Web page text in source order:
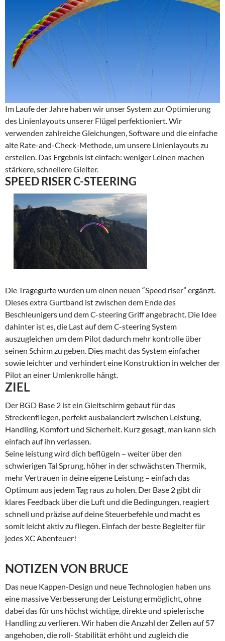
Im Laufe der Jahre haben wir unser System zur Optimierung
des Linienlayouts unserer Flügel perfektioniert. Wir
verwenden zahlreiche Gleichungen, Software und die einfache
alte Rate-and-Check-Methode, um unsere Linienlayouts zu
erstellen. Das Ergebnis ist einfach: weniger Leinen machen
stärkere, schnellere Gleiter.
SPEED RISER C-STEERING
Die Tragegurte wurden um einen neuen “Speed riser” ergänzt.
Dieses extra Gurtband ist zwischen dem Ende des
Beschleunigers und dem C-steering Griff angebracht. Die Idee
dahinter ist es, die Last auf dem C-steering System
auszugleichen um dem Pilot dadurch mehr kontrolle über
seinen Schirm zu geben. Dies macht das System einfacher
sowie leichter und verhindert eine Konstruktion in welcher der
Pilot an einer Umlenkrolle hängt.
ZIEL
Der BGD Base 2 ist ein Gleitschirm gebaut für das
Streckenfliegen, perfekt ausbalanciert zwischen Leistung,
Handling, Komfort und Sicherheit. Kurz gesagt, man kann sich
einfach auf ihn verlassen.
Seine leistung wird dich beflügeln – weiter über den
schwierigen Tal Sprung, höher in der schwächsten Thermik,
mehr Vertrauen in deine eigene Leistung – einfach das
Optimum aus jedem Tag raus zu holen. Der Base 2 gibt dir
klares Feedback über die Luft und die Bedingungen, reagiert
schnell und präzise auf deine Steuerbefehle und macht es
somit leicht aktiv zu fliegen. Einfach der beste Begleiter für
jedes XC Abenteuer!
NOTIZEN VON BRUCE
Das neue Kappen-Design und neue Technologien haben uns
eine massive Verbesserung der Leistung ermöglicht, ohne
dabei das für uns höchst wichtige, direkte und spielerische
Handling zu verlieren. Wir haben die Anzahl der Zellen auf 57
angehoben, die roll- Stabilität erhöht und zugleich die